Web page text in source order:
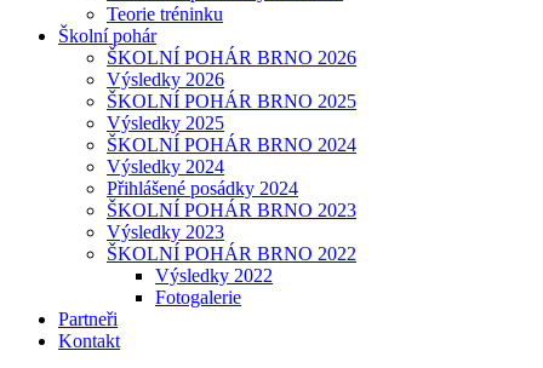
Teorie tréninku
Školní pohár
ŠKOLNÍ POHÁR BRNO 2026
Výsledky 2026
ŠKOLNÍ POHÁR BRNO 2025
Výsledky 2025
ŠKOLNÍ POHÁR BRNO 2024
Výsledky 2024
Přihlášené posádky 2024
ŠKOLNÍ POHÁR BRNO 2023
Výsledky 2023
ŠKOLNÍ POHÁR BRNO 2022
Výsledky 2022
Fotogalerie
Partneři
Kontakt